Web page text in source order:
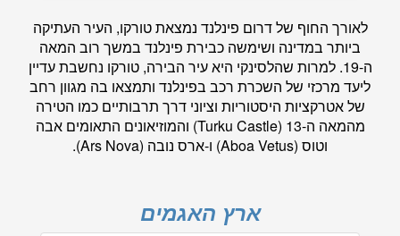
לאורך החוף של דרום פינלנד נמצאת טורקו, העיר העתיקה
ביותר במדינה ושימשה כבירת פינלנד במשך רוב המאה
ה-19. למרות שהלסינקי היא עיר הבירה, טורקו נחשבת עדיין
ליעד מרכזי של השכרת רכב בפינלנד ותמצאו בה מגוון רחב
של אטרקציות היסטוריות וציוני דרך תרבותיים כמו הטירה
מהמאה ה-13 (Turku Castle) והמוזיאונים התאומים אבה
וטוס (Aboa Vetus) ו-ארס נובה (Ars Nova).
ארץ האגמים